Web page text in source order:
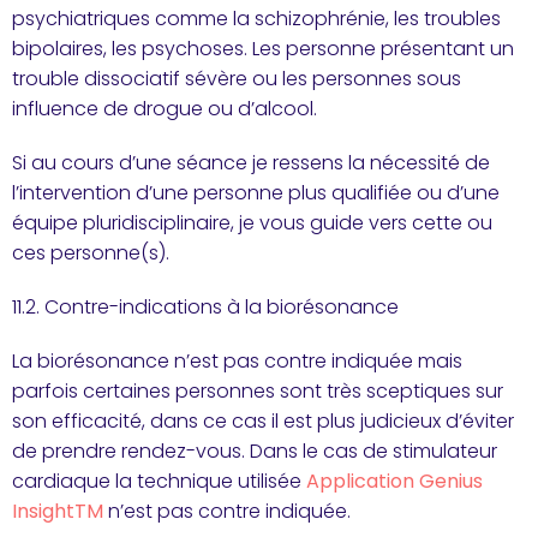
psychiatriques comme la schizophrénie, les troubles
bipolaires, les psychoses. Les personne présentant un
trouble dissociatif sévère ou les personnes sous
influence de drogue ou d’alcool.
Si au cours d’une séance je ressens la nécessité de
l’intervention d’une personne plus qualifiée ou d’une
équipe pluridisciplinaire, je vous guide vers cette ou
ces personne(s).
11.2. Contre-indications à la biorésonance
La biorésonance n’est pas contre indiquée mais
parfois certaines personnes sont très sceptiques sur
son efficacité, dans ce cas il est plus judicieux d’éviter
de prendre rendez-vous. Dans le cas de stimulateur
cardiaque la technique utilisée Application Genius
InsightTM n’est pas contre indiquée.